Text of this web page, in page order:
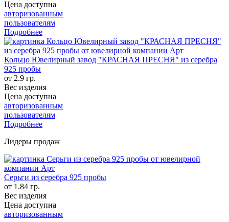
Цена доступна
авторизованным
пользователям
Подробнее
Кольцо Ювелирный завод "КРАСНАЯ ПРЕСНЯ" из серебра
925 пробы
от 2.9 гр.
Вес изделия
Цена доступна
авторизованным
пользователям
Подробнее
Лидеры продаж
Серьги из серебра 925 пробы
от 1.84 гр.
Вес изделия
Цена доступна
авторизованным